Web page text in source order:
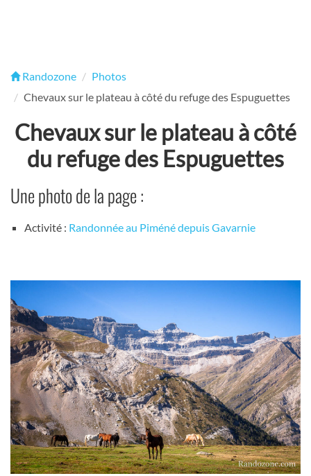
Randozone
Photos
Chevaux sur le plateau à côté du refuge des Espuguettes
Chevaux sur le plateau à côté
du refuge des Espuguettes
Une photo de la page :
Activité : Randonnée au Piméné depuis Gavarnie